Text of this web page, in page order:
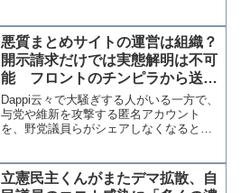
価格」が強調されており、とても報道の
ためとは思えない内容だ。...
悪質まとめサイトの運営は組織？
開示請求だけでは実態解明は不可
能 フロントのチンピラから送ら
れてきた哀れなメール【マガジン
146号】
Dappi云々で大騒ぎする人がいる一方で、
与党や維新を攻撃する匿名アカウント
を、野党議員らがシェアしなくなるとい
まま騒いでしまったものだから、逆に野
党側も匿名アカウント...
立憲民主くんがまたデマ拡散、自